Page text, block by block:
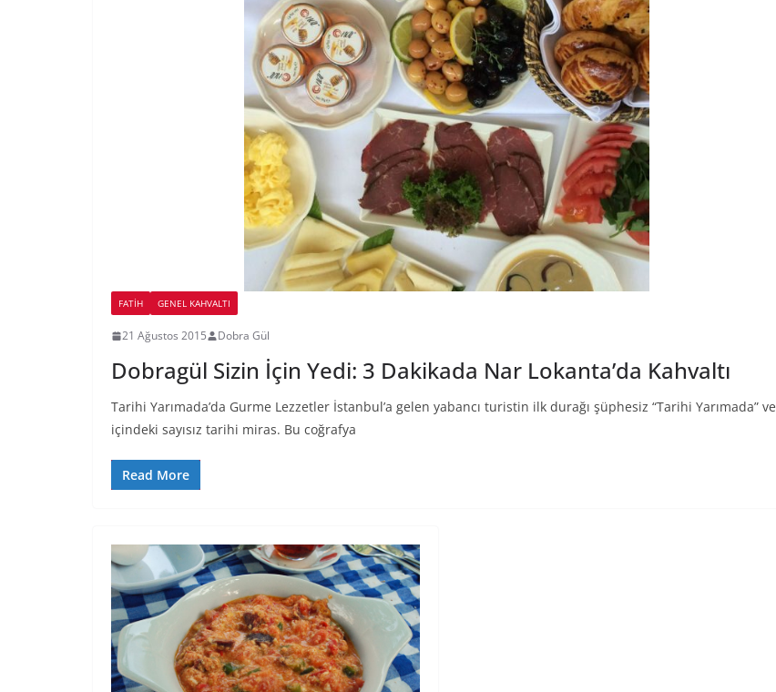
FATIH GENEL KAHVALTI
21 Ağustos 2015 Dobra Gül
Dobragül Sizin İçin Yedi: 3 Dakikada Nar Lokanta’da Kahvaltı
Tarihi Yarımada’da Gurme Lezzetler İstanbul’a gelen yabancı turistin ilk durağı şüphesiz “Tarihi Yarımada” ve
içindeki sayısız tarihi miras. Bu coğrafya
Read More